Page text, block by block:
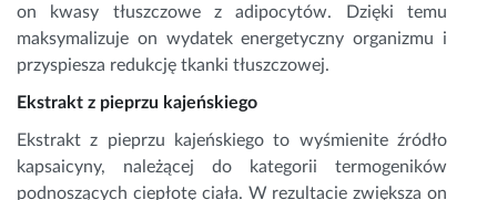
on kwasy tłuszczowe z adipocytów. Dzięki temu
maksymalizuje on wydatek energetyczny organizmu i
przyspiesza redukcję tkanki tłuszczowej.
Ekstrakt z pieprzu kajeńskiego
Ekstrakt z pieprzu kajeńskiego to wyśmienite źródło
kapsaicyny, należącej do kategorii termogeników
podnoszących ciepłotę ciała. W rezultacie zwiększa on